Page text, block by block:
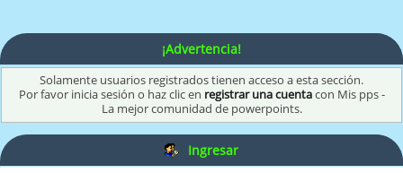
¡Advertencia!
Solamente usuarios registrados tienen acceso a esta sección.
Por favor inicia sesión o haz clic en registrar una cuentacon Mis pps -
La mejor comunidad de powerpoints.
Ingresar